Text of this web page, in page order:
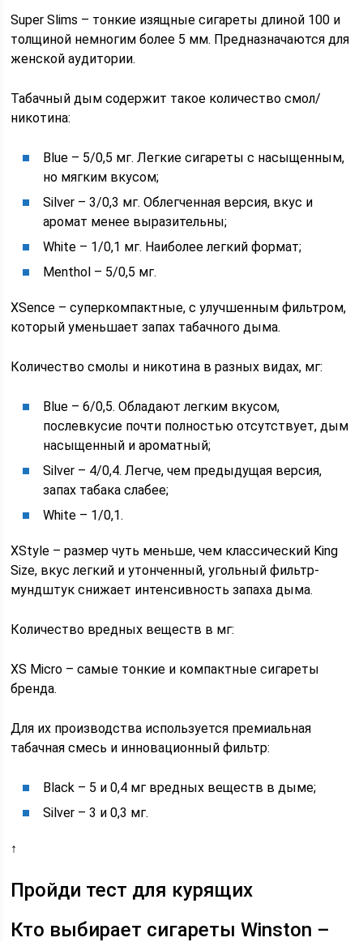
Super Slims – тонкие изящные сигареты длиной 100 и
толщиной немногим более 5 мм. Предназначаются для
женской аудитории.
Табачный дым содержит такое количество смол/
никотина:
Blue – 5/0,5 мг. Легкие сигареты с насыщенным,
но мягким вкусом;
Silver – 3/0,3 мг. Облегченная версия, вкус и
аромат менее выразительны;
White – 1/0,1 мг. Наиболее легкий формат;
Menthol – 5/0,5 мг.
XSence – суперкомпактные, с улучшенным фильтром,
который уменьшает запах табачного дыма.
Количество смолы и никотина в разных видах, мг:
Blue – 6/0,5. Обладают легким вкусом,
послевкусие почти полностью отсутствует, дым
насыщенный и ароматный;
Silver – 4/0,4. Легче, чем предыдущая версия,
запах табака слабее;
White – 1/0,1.
XStyle – размер чуть меньше, чем классический King
Size, вкус легкий и утонченный, угольный фильтр-
мундштук снижает интенсивность запаха дыма.
Количество вредных веществ в мг:
XS Micro – самые тонкие и компактные сигареты
бренда.
Для их производства используется премиальная
табачная смесь и инновационный фильтр:
Black – 5 и 0,4 мг вредных веществ в дыме;
Silver – 3 и 0,3 мг.
↑
Пройди тест для курящих
Кто выбирает сигареты Winston –